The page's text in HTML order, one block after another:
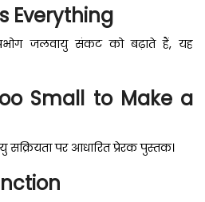
Everything
जलवायु संकट को बढ़ाते हैं, यह
Small to Make a
पर आधारित प्रेरक पुस्तक।